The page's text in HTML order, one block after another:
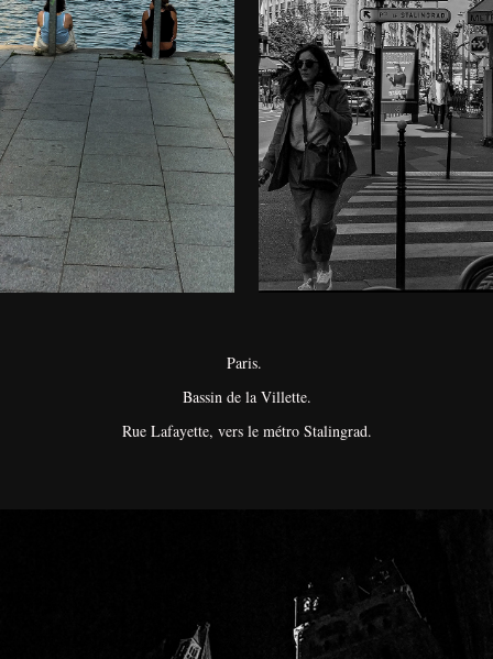
Paris.
Bassin de la Villette.
Rue Lafayette, vers le métro Stalingrad.